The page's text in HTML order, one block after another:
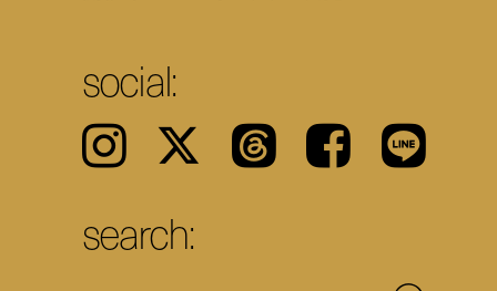
social:
Instagram 𝕏 Threads Facebook LINE
search: